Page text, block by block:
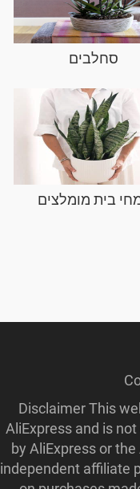
סחלבים
בית מומלצים
Disclaimer This
AliExpress and is
by AliExpress or
independent affiliate